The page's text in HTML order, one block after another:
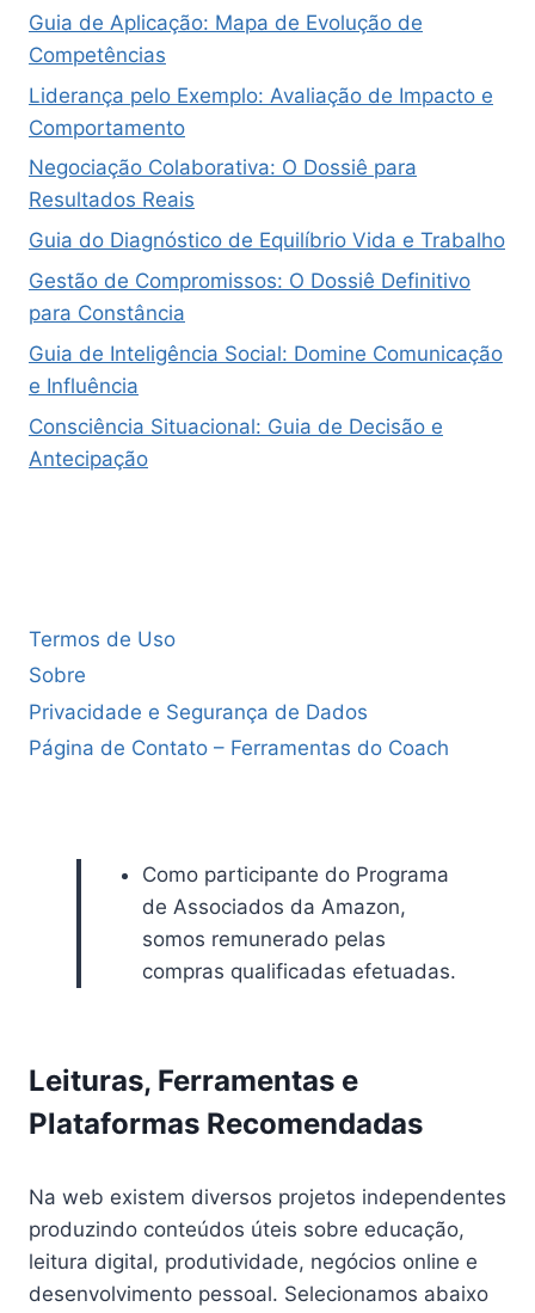
Guia de Aplicação: Mapa de Evolução de
Competências
Liderança pelo Exemplo: Avaliação de Impacto e
Comportamento
Negociação Colaborativa: O Dossiê para
Resultados Reais
Guia do Diagnóstico de Equilíbrio Vida e Trabalho
Gestão de Compromissos: O Dossiê Definitivo
para Constância
Guia de Inteligência Social: Domine Comunicação
e Influência
Consciência Situacional: Guia de Decisão e
Antecipação
Termos de Uso
Sobre
Privacidade e Segurança de Dados
Página de Contato – Ferramentas do Coach
Como participante do Programa
de Associados da Amazon,
somos remunerado pelas
compras qualificadas efetuadas.
Leituras, Ferramentas e
Plataformas Recomendadas
Na web existem diversos projetos independentes
produzindo conteúdos úteis sobre educação,
leitura digital, produtividade, negócios online e
desenvolvimento pessoal. Selecionamos abaixo